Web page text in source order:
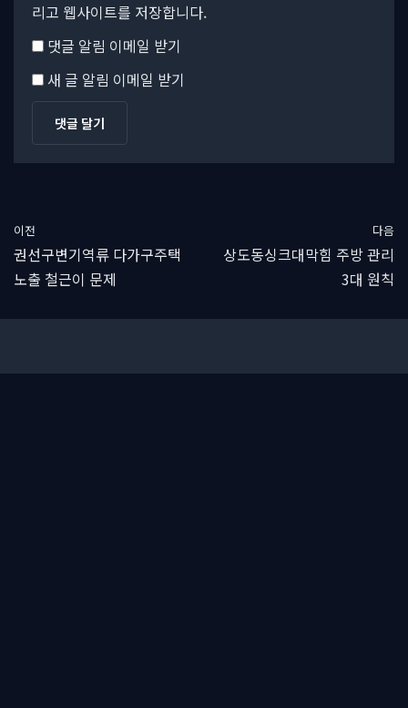
리고 웹사이트를 저장합니다.
댓글 알림 이메일 받기
새 글 알림 이메일 받기
이전
권선구변기역류 다가구주택
노출 철근이 문제
다음
상도동싱크대막힘 주방 관리
3대 원칙